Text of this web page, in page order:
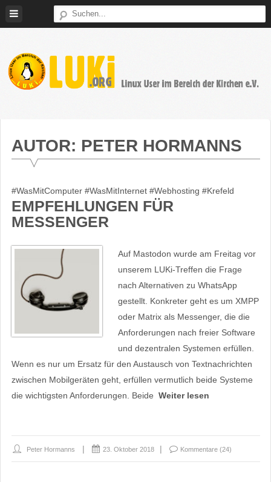
Bereich
AUTOR: PETER HORMANNS
#WasMitComputer #WasMitInternet #Webhosting #Krefeld
EMPFEHLUNGEN FÜR
MESSENGER
Auf Mastodon wurde am Freitag vor
unserem LUKi-Treffen die Frage
nach Alternativen zu WhatsApp
gestellt. Konkreter geht es um XMPP
oder Matrix als Messenger, die die
Anforderungen nach freier Software
und dezentralen Systemen erfüllen.
Wenn es nur um Ersatz für den Austausch von Textnachrichten
zwischen Mobilgeräten geht, erfüllen vermutlich beide Systeme
die wichtigsten Anforderungen. Beide Weiter lesen
Peter Hormanns 23. Oktober 2018 Kommentare (24)